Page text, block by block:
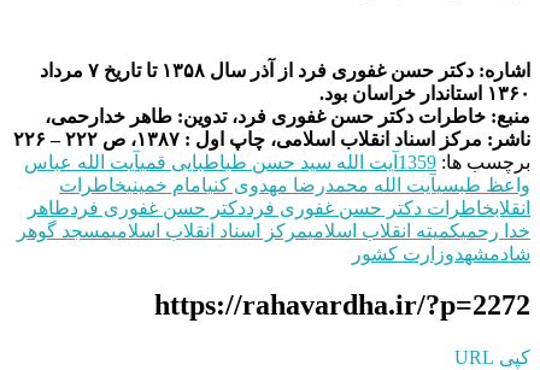
اشاره: دکتر حسن غفوری فرد از آذر سال ۱۳۵۸ تا تاریخ ۷ مرداد
۱۳۶۰ استاندار خراسان بود.
منبع: خاطرات دکتر حسن غفوری‌ فرد، تدوین: طاهر خدارحمی،
ناشر: مرکز اسناد انقلاب اسلامی، چاپ اول : ۱۳۸۷، ص ۲۲۲ – ۲۲۶
برچسب ها: 1359 آیت الله سید حسن طباطبایی قمیآیت الله عباس
واعظ طبسیآیت الله محمدرضا مهدوی کنیامام خمینیخاطرات
انقلابخاطرات دکتر حسن غفوری‌ فرددکتر حسن غفوری فردطاهر
خدا رحمیکمیته انقلاب اسلامیمرکز اسناد انقلاب اسلامیمسجد گوهر
شادمشهدوزارت کشور
https://rahavardha.ir/?p=2272
کپی URL